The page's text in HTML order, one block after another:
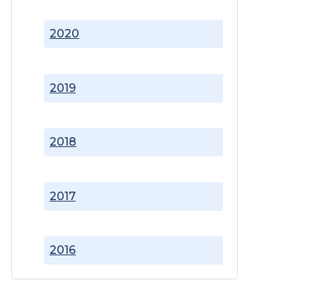
2016
2017
2018
2019
2020